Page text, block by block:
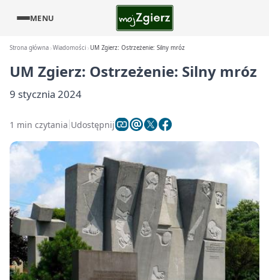
MENU
Strona główna Wiadomości UM Zgierz: Ostrzeżenie: Silny mróz
UM Zgierz: Ostrzeżenie: Silny mróz
9 stycznia 2024
1 min czytania Udostępnij